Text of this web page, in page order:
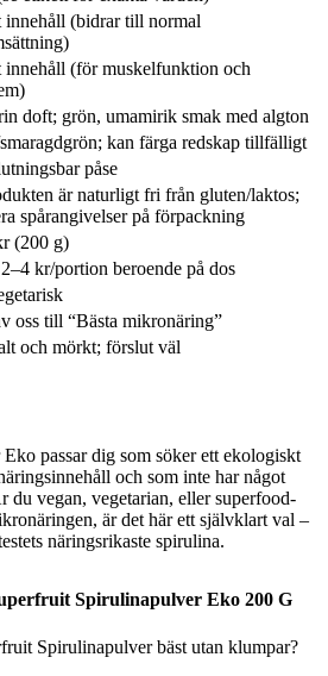
(bidrar till normal
(för muskelfunktion och
doft; grön, umamirik smak med algton
kan färga redskap tillfälligt
påse
är naturligt fri från gluten/laktos;
spårangivelser på förpackning
(200 g)
kr/portion beroende på dos
oss till “Bästa mikronäring”
och mörkt; förslut väl
passar dig som söker ett ekologiskt
och som inte har något
du vegan, vegetarian, eller superfood-
är det här ett självklart val –
näringsrikaste spirulina.
Spirulinapulver Eko 200 G
Spirulinapulver bäst utan klumpar?